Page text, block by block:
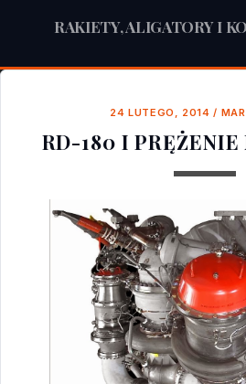
RAKIETY, ALIGATORY I
24 LUTEGO, 2014 /
RD-180 I PRĘŻENIE